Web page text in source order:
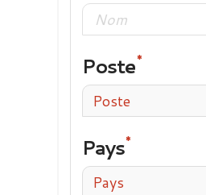
Poste
Poste
Pays
Pays